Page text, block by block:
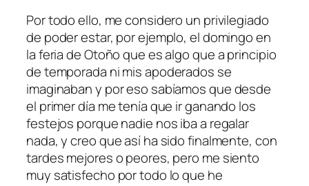
Por todo ello, me considero un privilegiado
de poder estar, por ejemplo, el domingo en
la feria de Otoño que es algo que a principio
de temporada ni mis apoderados se
imaginaban y por eso sabíamos que desde
el primer día me tenía que ir ganando los
festejos porque nadie nos iba a regalar
nada, y creo que así ha sido finalmente, con
tardes mejores o peores, pero me siento
muy satisfecho por todo lo que he